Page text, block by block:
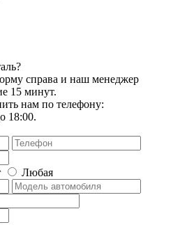
справа и наш менеджер
15 минут.
нам по телефону:
18:00.
Любая